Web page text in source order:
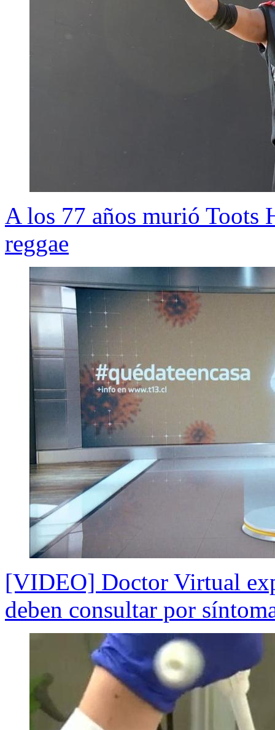
A los 77 años murió Toots
reggae
[VIDEO] Doctor Virtual
deben consultar por